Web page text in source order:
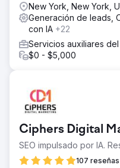
New York, New York,
Generación de leads,
con IA +22
Servicios auxiliares
$0 - $5,000
Ciphers Digital
SEO impulsado por IA.
107 reseñas